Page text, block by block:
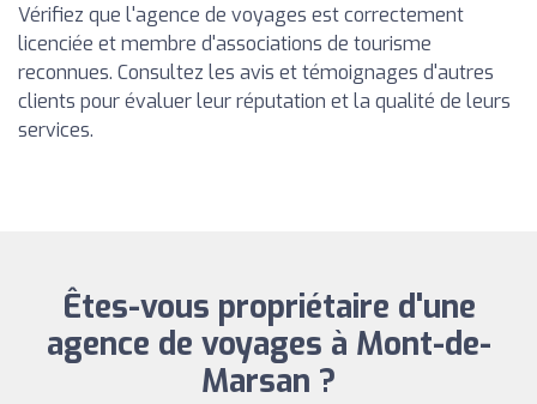
Vérifiez que l'agence de voyages est correctement
licenciée et membre d'associations de tourisme
reconnues. Consultez les avis et témoignages d'autres
clients pour évaluer leur réputation et la qualité de leurs
services.
Êtes-vous propriétaire d'une
agence de voyages à Mont-de-
Marsan ?